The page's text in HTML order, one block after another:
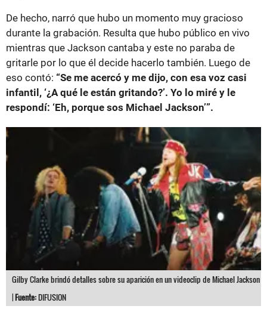
De hecho, narró que hubo un momento muy gracioso
durante la grabación. Resulta que hubo público en vivo
mientras que Jackson cantaba y este no paraba de
gritarle por lo que él decide hacerlo también. Luego de
eso contó: “Se me acercó y me dijo, con esa voz casi
infantil, ‘¿A qué le están gritando?’. Yo lo miré y le
respondí: ‘Eh, porque sos Michael Jackson’”.
Gilby Clarke brindó detalles sobre su aparición en un videoclip de Michael Jackson
|Fuente:DIFUSION